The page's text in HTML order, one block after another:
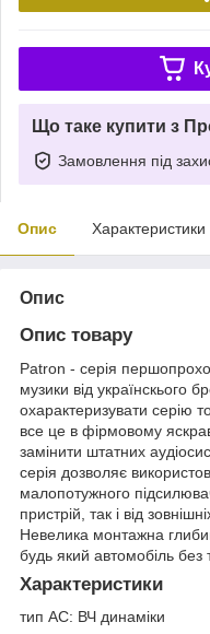
Що таке купити з
Замовлення під
Опис Характеристики
Опис
Опис товару
Patron - серія
музики від українскього
охарактеризувати серію
все це в фірмовому
замінити штатних
серія дозволяє
малопотужного
пристрій, так і від
Невелика монтажна
будь який автомобіль без
Характеристики
тип АС: ВЧ динаміки